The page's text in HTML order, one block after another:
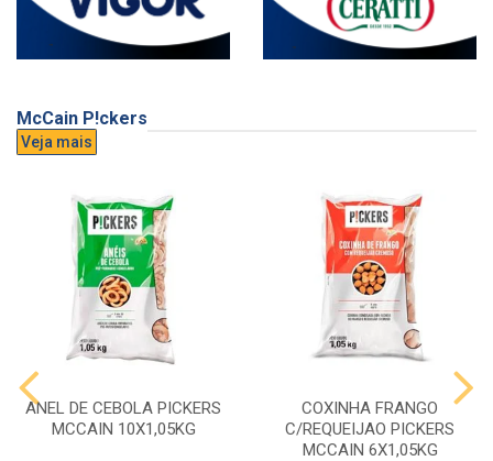
McCain P!ckers
Veja mais
ANEL DE CEBOLA PICKERS
MCCAIN 10X1,05KG
COXINHA FRANGO
C/REQUEIJAO PICKERS
MCCAIN 6X1,05KG